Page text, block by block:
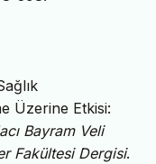
Üzerine Etkisi:
Bayram Veli
Fakültesi Dergisi.